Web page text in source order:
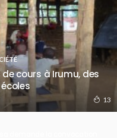
cours à Irumu, des
13